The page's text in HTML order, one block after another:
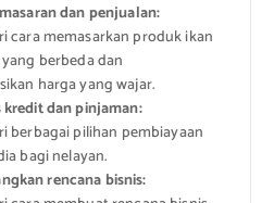
dan penjualan:
cara memasarkan produk ikan
berbeda dan
harga yang wajar.
kredit dan pinjaman:
berbagai pilihan pembiayaan
bagi nelayan.
rencana bisnis: